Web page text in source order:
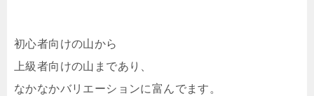
初心者向けの山から
上級者向けの山まであり、
なかなかバリエーションに富んでます。